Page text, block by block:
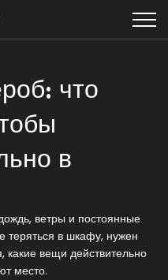
что
в
ветры и постоянные
теряться в шкафу, нужен
какие вещи действительно
место.